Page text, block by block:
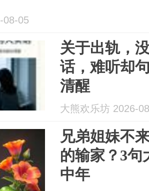
08-05
关于出轨，
话，难听却
清醒
大熊欢乐坊 2026-
兄弟姐妹不
的输家？3句
中年